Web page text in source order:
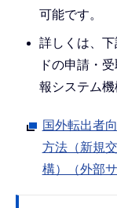
可能です。
詳しくは、
ドの申請・
報システム機
国外転出者
方法（新規
構）（外部サ